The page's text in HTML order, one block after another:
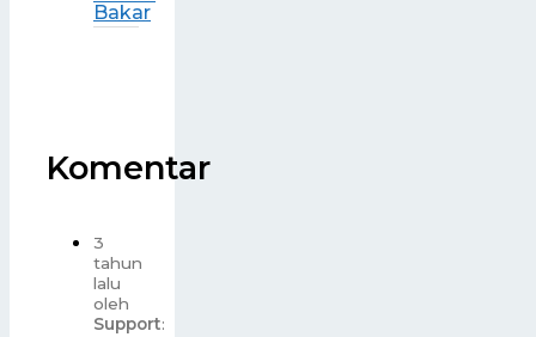
Bakar
Komentar
3
tahun
lalu
oleh
Support: